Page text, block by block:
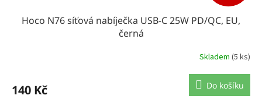
Hoco N76 síťová nabíječka USB-C 25W PD/QC, EU,
černá
Skladem (5 ks)
140 Kč Do košíku